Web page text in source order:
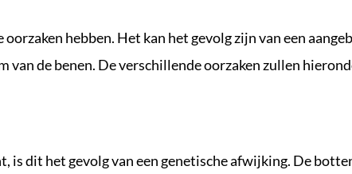
hebben. Het kan het gevolg zijn van een
van de benen. De verschillende oorzaken zullen
is dit het gevolg van een genetische afwijking. De